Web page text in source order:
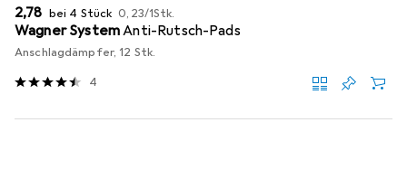
EUR
2,78 bei 4 Stück EUR
0,23/1Stk.
Wagner SystemAnti-Rutsch-Pads
Anschlagdämpfer, 12 Stk.
4